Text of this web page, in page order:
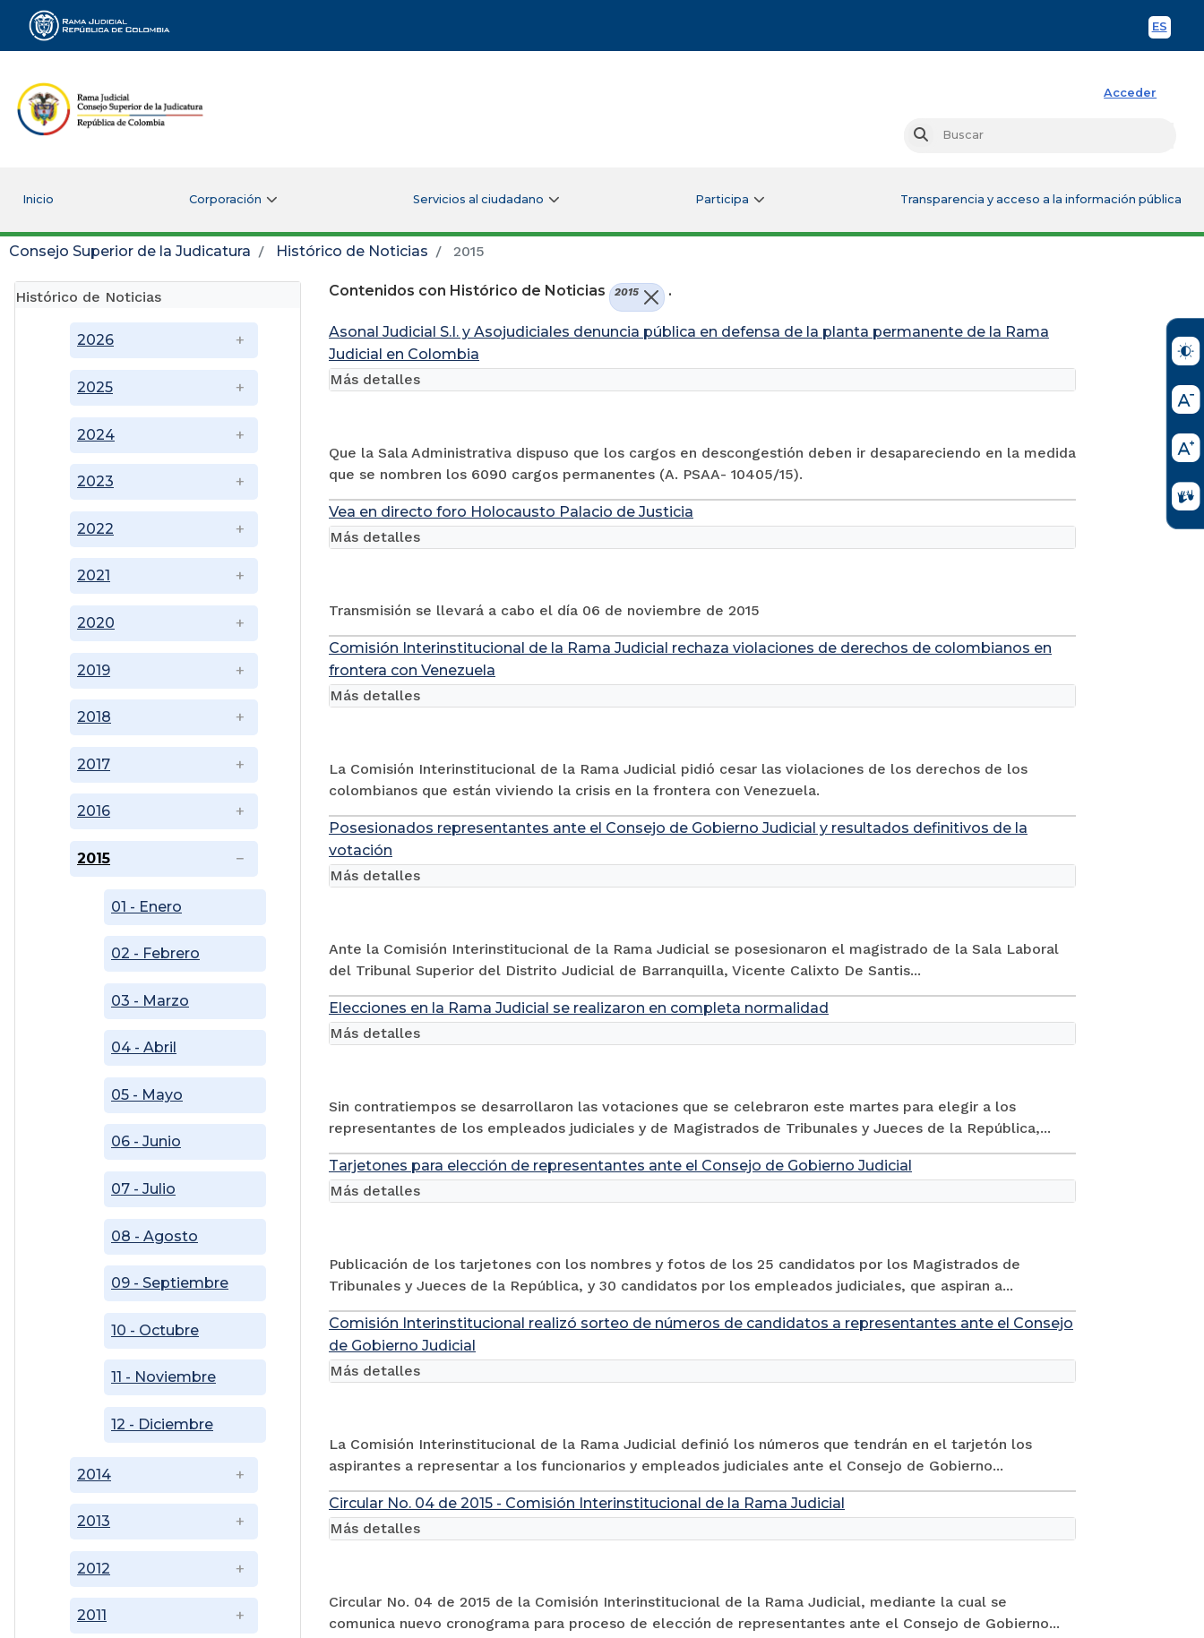
ES
Rama Judicial
Acceder
Buscar
Inicio Corporación Servicios al ciudadano Participa Transparencia y acceso a la información pública
Consejo Superior de la Judicatura Histórico de Noticias 2015
Histórico de Noticias
2011
2012
2013
2014
2015
01 - Enero
02 - Febrero
03 - Marzo
04 - Abril
05 - Mayo
06 - Junio
07 - Julio
08 - Agosto
09 - Septiembre
10 - Octubre
11 - Noviembre
12 - Diciembre
2016
2017
2018
2019
2020
2021
2022
2023
2024
2025
2026
Contenidos con Histórico de Noticias 2015 .
Asonal Judicial S.I. y Asojudiciales denuncia pública en defensa de la planta permanente de la Rama
Judicial en Colombia
Que la Sala Administrativa dispuso que los cargos en descongestión deben ir desapareciendo en la medida
que se nombren los 6090 cargos permanentes (A. PSAA- 10405/15).
Más detalles
Vea en directo foro Holocausto Palacio de Justicia
Transmisión se llevará a cabo el día 06 de noviembre de 2015
Más detalles
Comisión Interinstitucional de la Rama Judicial rechaza violaciones de derechos de colombianos en
frontera con Venezuela
La Comisión Interinstitucional de la Rama Judicial pidió cesar las violaciones de los derechos de los
colombianos que están viviendo la crisis en la frontera con Venezuela.
Más detalles
Posesionados representantes ante el Consejo de Gobierno Judicial y resultados definitivos de la
votación
Ante la Comisión Interinstitucional de la Rama Judicial se posesionaron el magistrado de la Sala Laboral
del Tribunal Superior del Distrito Judicial de Barranquilla, Vicente Calixto De Santis...
Más detalles
Elecciones en la Rama Judicial se realizaron en completa normalidad
Sin contratiempos se desarrollaron las votaciones que se celebraron este martes para elegir a los
representantes de los empleados judiciales y de Magistrados de Tribunales y Jueces de la República,...
Más detalles
Tarjetones para elección de representantes ante el Consejo de Gobierno Judicial
Publicación de los tarjetones con los nombres y fotos de los 25 candidatos por los Magistrados de
Tribunales y Jueces de la República, y 30 candidatos por los empleados judiciales, que aspiran a...
Más detalles
Comisión Interinstitucional realizó sorteo de números de candidatos a representantes ante el Consejo
de Gobierno Judicial
La Comisión Interinstitucional de la Rama Judicial definió los números que tendrán en el tarjetón los
aspirantes a representar a los funcionarios y empleados judiciales ante el Consejo de Gobierno...
Más detalles
Circular No. 04 de 2015 - Comisión Interinstitucional de la Rama Judicial
Circular No. 04 de 2015 de la Comisión Interinstitucional de la Rama Judicial, mediante la cual se
comunica nuevo cronograma para proceso de elección de representantes ante el Consejo de Gobierno...
Más detalles